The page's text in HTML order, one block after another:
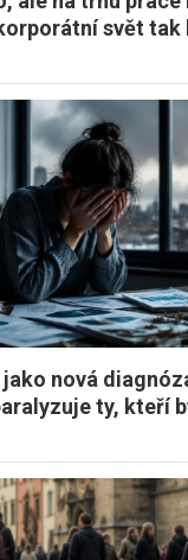
svět
nová
ty, kteří